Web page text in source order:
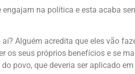
na política e esta acaba
Alguém acredita que eles vão
os seus próprios benefícios e se
povo, que deveria ser aplicado